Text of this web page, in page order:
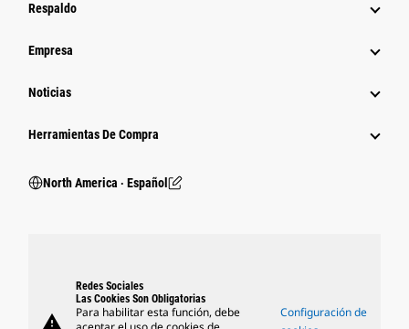
Respaldo
Empresa
Noticias
Herramientas De Compra
North America ‧ Español
warning
Redes Sociales
Las Cookies Son Obligatorias
Para habilitar esta función, debe
Configuración de